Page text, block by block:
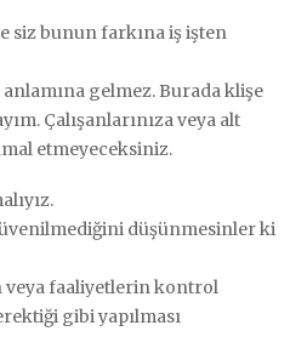
siz bunun farkına iş işten
gelmez. Burada klişe
Çalışanlarınıza veya alt
etmeyeceksiniz.
düşünmesinler ki
veya faaliyetlerin kontrol
gibi yapılması